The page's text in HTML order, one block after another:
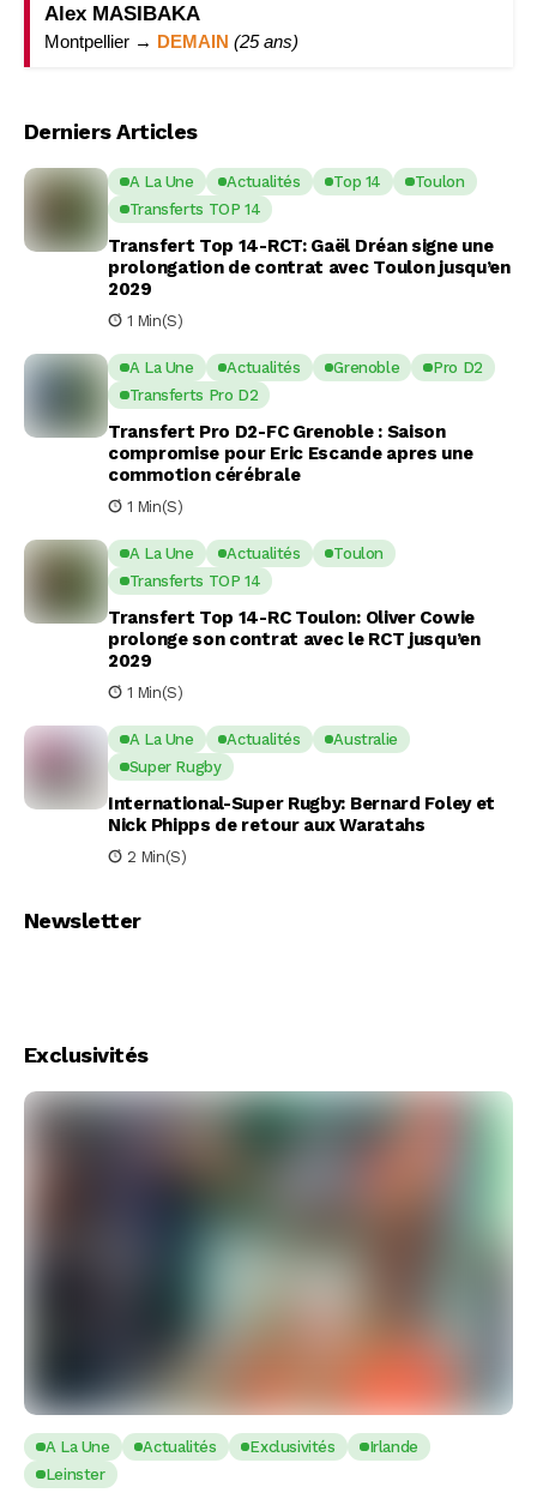
Alex MASIBAKA
Montpellier → DEMAIN (25 ans)
Derniers Articles
A La Une Actualités Top 14
Toulon
Transferts TOP 14
Transfert Top 14-RCT: Gaël Dréan signe une
prolongation de contrat avec Toulon jusqu’en
2029
1 Min(s)
A La Une Actualités Grenoble
Pro D2
Transferts Pro D2
Transfert Pro D2-FC Grenoble : Saison
compromise pour Eric Escande apres une
commotion cérébrale
1 Min(s)
A La Une Actualités
Toulon
Transferts TOP 14
Transfert Top 14-RC Toulon: Oliver Cowie
prolonge son contrat avec le RCT jusqu’en
2029
1 Min(s)
A La Une Actualités
Australie
Super Rugby
International-Super Rugby: Bernard Foley et
Nick Phipps de retour aux Waratahs
2 Min(s)
Newsletter
Exclusivités
A La Une Actualités Exclusivités
Irlande
Leinster